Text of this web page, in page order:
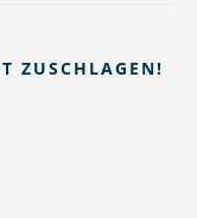
ZUSCHLAGEN!